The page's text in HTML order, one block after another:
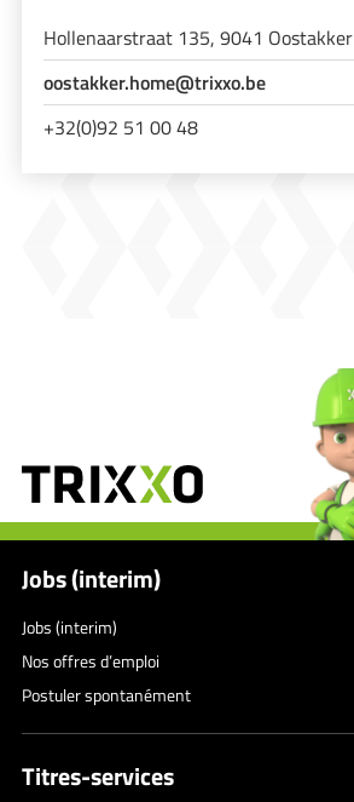
Hollenaarstraat 135, 9041 Oostakker
oostakker.home@trixxo.be
+32(0)92 51 00 48
Jobs (interim)
Jobs (interim)
Nos offres d’emploi
Postuler spontanément
Titres-services